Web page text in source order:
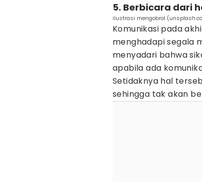
5. Berbicara dari
ilustrasi mengobrol
Komunikasi pada
menghadapi segala
menyadari bahwa
apabila ada
Setidaknya hal
sehingga tak akan